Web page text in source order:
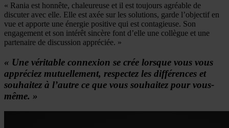
« Rania est honnête, chaleureuse et il est toujours agréable de
discuter avec elle. Elle est axée sur les solutions, garde l’objectif en
vue et apporte une énergie positive qui est contagieuse. Son
engagement et son intérêt sincère font d’elle une collègue et une
partenaire de discussion appréciée. »
« Une véritable connexion se crée lorsque vous vous
appréciez mutuellement, respectez les différences et
souhaitez à l’autre ce que vous souhaitez pour vous-
même. »